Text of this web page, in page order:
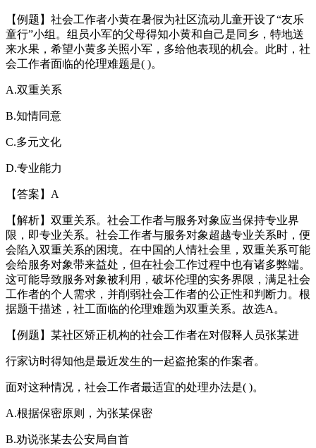
【例题】社会工作者小黄在暑假为社区流动儿童开设了“友乐
童行”小组。组员小军的父母得知小黄和自己是同乡，特地送
来水果，希望小黄多关照小军，多给他表现的机会。此时，社
会工作者面临的伦理难题是( )。
A.双重关系
B.知情同意
C.多元文化
D.专业能力
【答案】A
【解析】双重关系。社会工作者与服务对象应当保持专业界
限，即专业关系。社会工作者与服务对象超越专业关系时，便
会陷入双重关系的困境。在中国的人情社会里，双重关系可能
会给服务对象带来益处，但在社会工作过程中也有诸多弊端。
这可能导致服务对象被利用，破坏伦理的实务界限，满足社会
工作者的个人需求，并削弱社会工作者的公正性和判断力。根
据题干描述，社工面临的伦理难题为双重关系。故选A。
【例题】某社区矫正机构的社会工作者在对假释人员张某进
行家访时得知他是最近发生的一起盗抢案的作案者。
面对这种情况，社会工作者最适宜的处理办法是( )。
A.根据保密原则，为张某保密
B.劝说张某去公安局自首